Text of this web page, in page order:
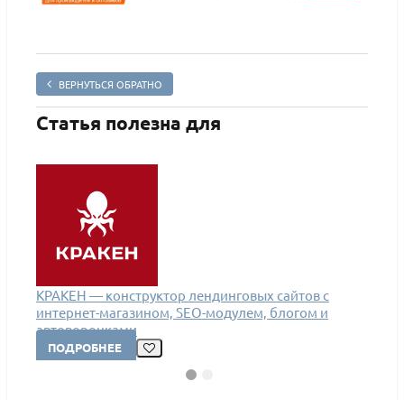
ВЕРНУТЬСЯ ОБРАТНО
Статья полезна для
КРАКЕН — конструктор лендинговых сайтов с
интернет-магазином, SEO-модулем, блогом и
автоворонками
ПОДРОБНЕЕ